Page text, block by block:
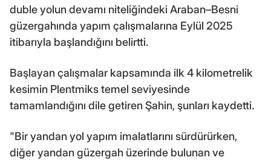
duble yolun devamı niteliğindeki Araban–Besni
güzergahında yapım çalışmalarına Eylül 2025
itibarıyla başlandığını belirtti.
Başlayan çalışmalar kapsamında ilk 4 kilometrelik
kesimin Plentmiks temel seviyesinde
tamamlandığını dile getiren Şahin, şunları kaydetti.
"Bir yandan yol yapım imalatlarını sürdürürken,
diğer yandan güzergah üzerinde bulunan ve